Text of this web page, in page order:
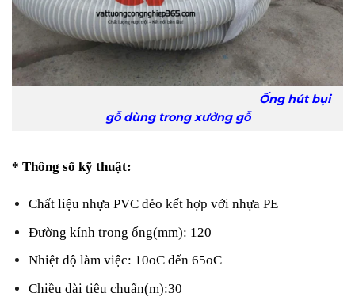
Ống hút bụi
gỗ dùng trong xưởng gỗ
* Thông số kỹ thuật:
Chất liệu nhựa PVC dẻo kết hợp với nhựa PE
Đường kính trong ống(mm): 120
Nhiệt độ làm việc: 10oC đến 65oC
Chiều dài tiêu chuẩn(m):30